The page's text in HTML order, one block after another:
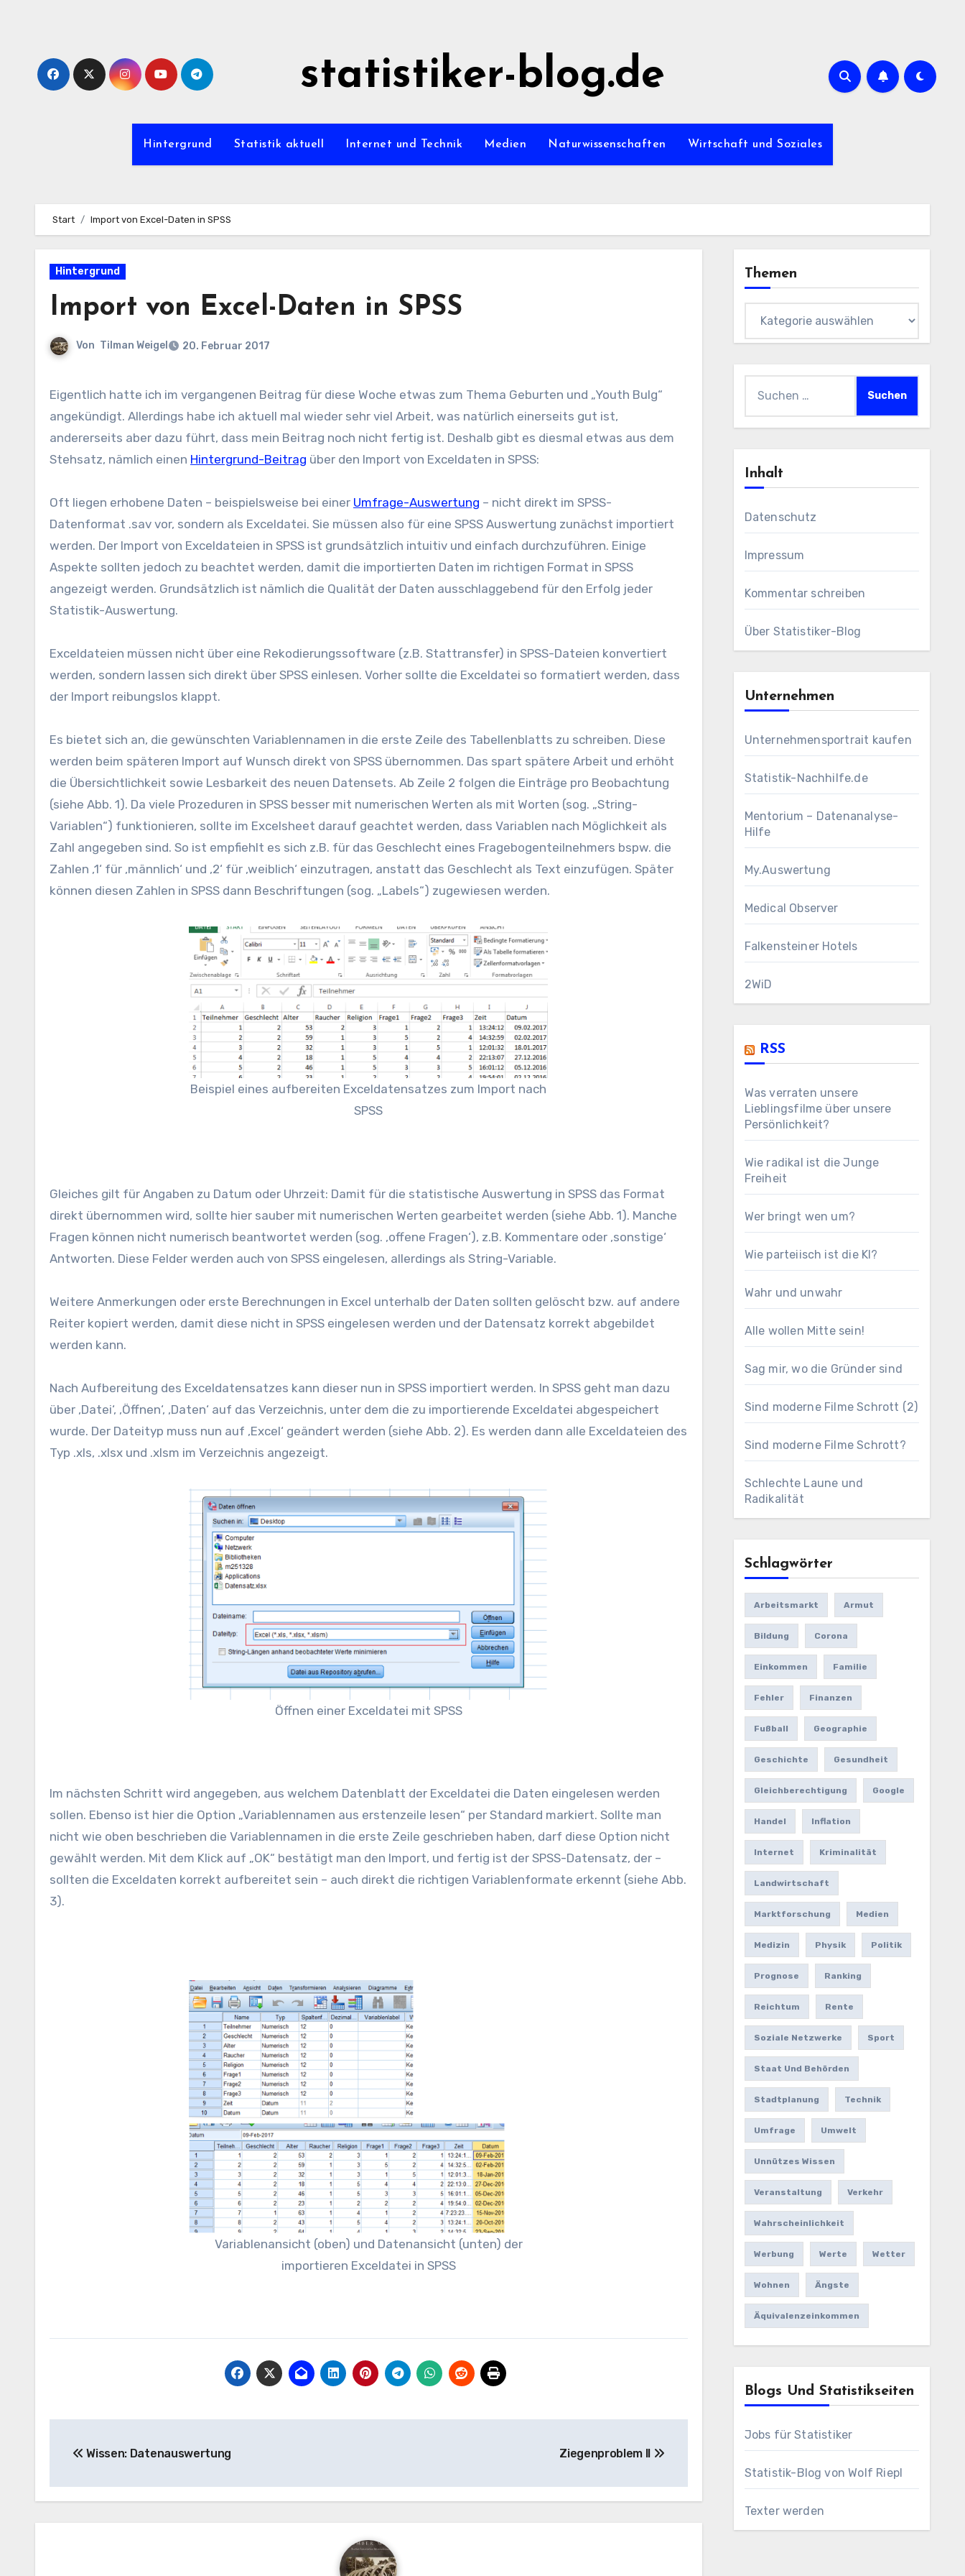
statistiker-blog.de
Hintergrund Statistik aktuell Internet und Technik Medien Naturwissenschaften Wirtschaft und Soziales
Start Import von Excel-Daten in SPSS
Hintergrund
Import von Excel-Daten in SPSS
Von Tilman Weigel 20. Februar 2017
Eigentlich hatte ich im vergangenen Beitrag für diese Woche etwas zum Thema Geburten und „Youth Bulg“
angekündigt. Allerdings habe ich aktuell mal wieder sehr viel Arbeit, was natürlich einerseits gut ist,
andererseits aber dazu führt, dass mein Beitrag noch nicht fertig ist. Deshalb gibt es diesmal etwas aus dem
Stehsatz, nämlich einen Hintergrund-Beitrag über den Import von Exceldaten in SPSS:
Oft liegen erhobene Daten – beispielsweise bei einer Umfrage-Auswertung – nicht direkt im SPSS-
Datenformat .sav vor, sondern als Exceldatei. Sie müssen also für eine SPSS Auswertung zunächst importiert
werden. Der Import von Exceldateien in SPSS ist grundsätzlich intuitiv und einfach durchzuführen. Einige
Aspekte sollten jedoch zu beachtet werden, damit die importierten Daten im richtigen Format in SPSS
angezeigt werden. Grundsätzlich ist nämlich die Qualität der Daten ausschlaggebend für den Erfolg jeder
Statistik-Auswertung.
Exceldateien müssen nicht über eine Rekodierungssoftware (z.B. Stattransfer) in SPSS-Dateien konvertiert
werden, sondern lassen sich direkt über SPSS einlesen. Vorher sollte die Exceldatei so formatiert werden, dass
der Import reibungslos klappt.
Es bietet sich an, die gewünschten Variablennamen in die erste Zeile des Tabellenblatts zu schreiben. Diese
werden beim späteren Import auf Wunsch direkt von SPSS übernommen. Das spart spätere Arbeit und erhöht
die Übersichtlichkeit sowie Lesbarkeit des neuen Datensets. Ab Zeile 2 folgen die Einträge pro Beobachtung
(siehe Abb. 1). Da viele Prozeduren in SPSS besser mit numerischen Werten als mit Worten (sog. „String-
Variablen“) funktionieren, sollte im Excelsheet darauf geachtet werden, dass Variablen nach Möglichkeit als
Zahl angegeben sind. So ist empfiehlt es sich z.B. für das Geschlecht eines Fragebogenteilnehmers bspw. die
Zahlen ‚1‘ für ‚männlich‘ und ‚2‘ für ‚weiblich‘ einzutragen, anstatt das Geschlecht als Text einzufügen. Später
können diesen Zahlen in SPSS dann Beschriftungen (sog. „Labels“) zugewiesen werden.
Beispiel eines aufbereiten Exceldatensatzes zum Import nach
SPSS
Gleiches gilt für Angaben zu Datum oder Uhrzeit: Damit für die statistische Auswertung in SPSS das Format
direkt übernommen wird, sollte hier sauber mit numerischen Werten gearbeitet werden (siehe Abb. 1). Manche
Fragen können nicht numerisch beantwortet werden (sog. ‚offene Fragen‘), z.B. Kommentare oder ‚sonstige‘
Antworten. Diese Felder werden auch von SPSS eingelesen, allerdings als String-Variable.
Weitere Anmerkungen oder erste Berechnungen in Excel unterhalb der Daten sollten gelöscht bzw. auf andere
Reiter kopiert werden, damit diese nicht in SPSS eingelesen werden und der Datensatz korrekt abgebildet
werden kann.
Nach Aufbereitung des Exceldatensatzes kann dieser nun in SPSS importiert werden. In SPSS geht man dazu
über ‚Datei‘, ‚Öffnen‘, ‚Daten‘ auf das Verzeichnis, unter dem die zu importierende Exceldatei abgespeichert
wurde. Der Dateityp muss nun auf ‚Excel‘ geändert werden (siehe Abb. 2). Es werden dann alle Exceldateien des
Typ .xls, .xlsx und .xlsm im Verzeichnis angezeigt.
Öffnen einer Exceldatei mit SPSS
Im nächsten Schritt wird angegeben, aus welchem Datenblatt der Exceldatei die Daten eingelesen werden
sollen. Ebenso ist hier die Option „Variablennamen aus erstenzeile lesen“ per Standard markiert. Sollte man
nicht wie oben beschrieben die Variablennamen in die erste Zeile geschrieben haben, darf diese Option nicht
gewählt werden. Mit dem Klick auf „OK“ bestätigt man den Import, und fertig ist der SPSS-Datensatz, der –
sollten die Exceldaten korrekt aufbereitet sein – auch direkt die richtigen Variablenformate erkennt (siehe Abb.
3).
Variablenansicht (oben) und Datenansicht (unten) der
importieren Exceldatei in SPSS
Wissen: Datenauswertung Ziegenproblem II
Themen
nach:
Inhalt
Datenschutz
Impressum
Kommentar schreiben
Über Statistiker-Blog
Unternehmen
Unternehmensportrait kaufen
Statistik-Nachhilfe.de
Mentorium – Datenanalyse-
Hilfe
My.Auswertung
Medical Observer
Falkensteiner Hotels
2WiD
RSS
Was verraten unsere
Lieblingsfilme über unsere
Persönlichkeit?
Wie radikal ist die Junge
Freiheit
Wer bringt wen um?
Wie parteiisch ist die KI?
Wahr und unwahr
Alle wollen Mitte sein!
Sag mir, wo die Gründer sind
Sind moderne Filme Schrott (2)
Sind moderne Filme Schrott?
Schlechte Laune und
Radikalität
Schlagwörter
Arbeitsmarkt Armut
Bildung Corona
Einkommen Familie
Fehler Finanzen
Fußball Geographie
Geschichte Gesundheit
Gleichberechtigung Google
Handel Inflation
Internet Kriminalität
Landwirtschaft
Marktforschung Medien
Medizin Physik Politik
Prognose Ranking
Reichtum Rente
Soziale Netzwerke Sport
Staat Und Behörden
Stadtplanung Technik
Umfrage Umwelt
Unnützes Wissen
Veranstaltung Verkehr
Wahrscheinlichkeit
Werbung Werte Wetter
Wohnen Ängste
Äquivalenzeinkommen
Blogs Und Statistikseiten
Jobs für Statistiker
Statistik-Blog von Wolf Riepl
Texter werden